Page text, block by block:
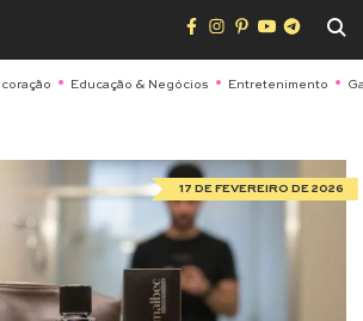
Educação & Negócios Entretenimento
17 DE FEVEREIRO DE 2026